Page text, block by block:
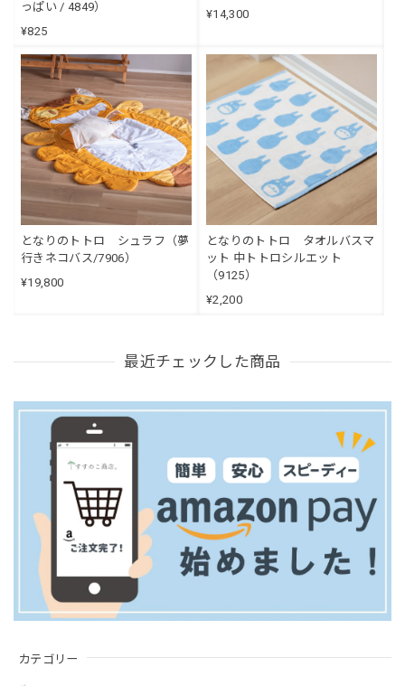
カテゴリー
っぱい / 4849）
¥825
¥14,300
となりのトトロ シュラフ（夢
行きネコバス/7906）
¥19,800
となりのトトロ タオルバスマ
ット 中トトロシルエット
（9125）
¥2,200
最近チェックした商品